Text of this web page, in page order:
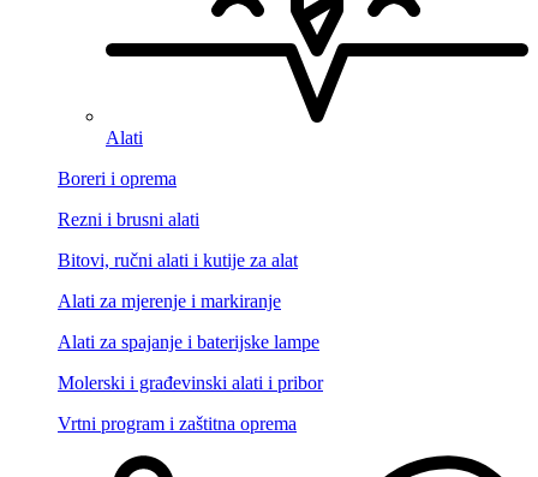
Alati
Boreri i oprema
Rezni i brusni alati
Bitovi, ručni alati i kutije za alat
Alati za mjerenje i markiranje
Alati za spajanje i baterijske lampe
Molerski i građevinski alati i pribor
Vrtni program i zaštitna oprema